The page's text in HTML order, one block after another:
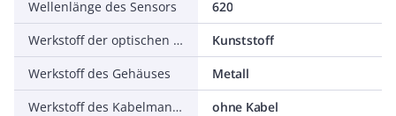
Wellenlänge des Sensors
620
Werkstoff der optischen Fläche
Kunststoff
Werkstoff des Gehäuses
Metall
Werkstoff des Kabelmantels
ohne Kabel